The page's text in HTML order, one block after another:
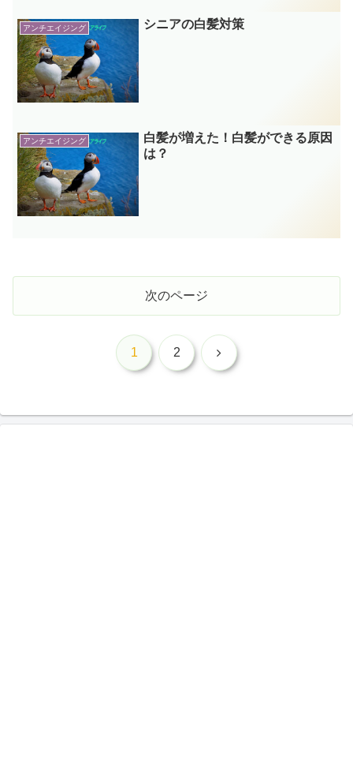
アンチエイジング シニアの白髪対策
アンチエイジング
白髪が増えた！白髪ができる原因
は？
次のページ
1 2 次